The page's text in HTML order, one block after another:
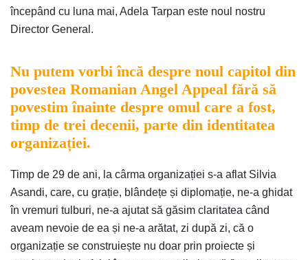
începând cu luna mai, Adela Tarpan este noul nostru
Director General.
Nu putem vorbi încă despre noul capitol din
povestea Romanian Angel Appeal fără să
povestim înainte despre omul care a fost,
timp de trei decenii, parte din identitatea
organizației.
Timp de 29 de ani, la cârma organizației s-a aflat Silvia
Asandi, care, cu grație, blândețe și diplomație, ne-a ghidat
în vremuri tulburi, ne-a ajutat să găsim claritatea când
aveam nevoie de ea și ne-a arătat, zi după zi, că o
organizație se construiește nu doar prin proiecte și